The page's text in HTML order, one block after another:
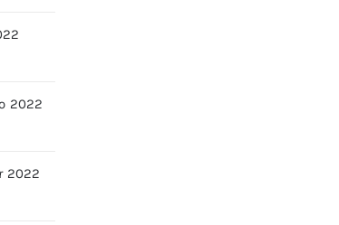
2022
2022